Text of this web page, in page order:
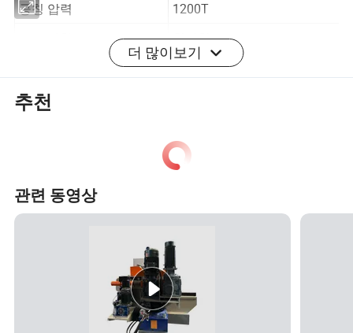
횡단형
레이어 수
2
폭 넓은 크기
320mm
18.5kw
우리를 선택하는 이유:
더 많이보기
추천
관련 동영상